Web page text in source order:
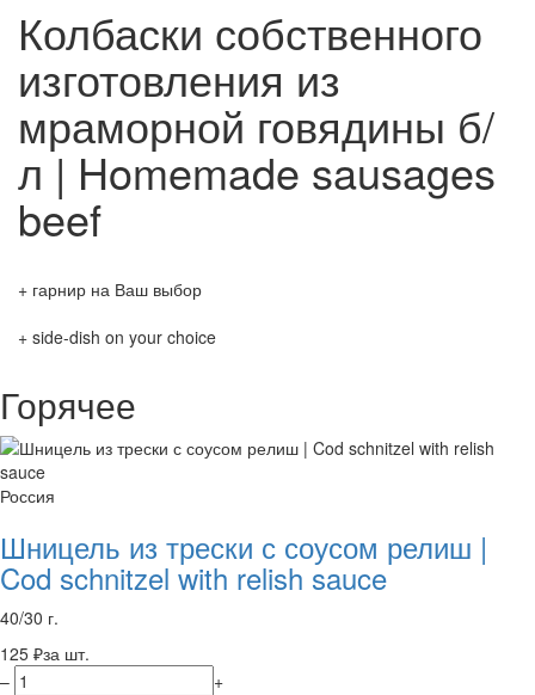
Колбаски собственного
изготовления из
мраморной говядины б/
л | Homemade sausages
beef
+ гарнир на Ваш выбор
+ side-dish on your choice
Горячее
Россия
Шницель из трески с соусом релиш |
Cod schnitzel with relish sauce
40/30 г.
125 ₽за шт.
–
+